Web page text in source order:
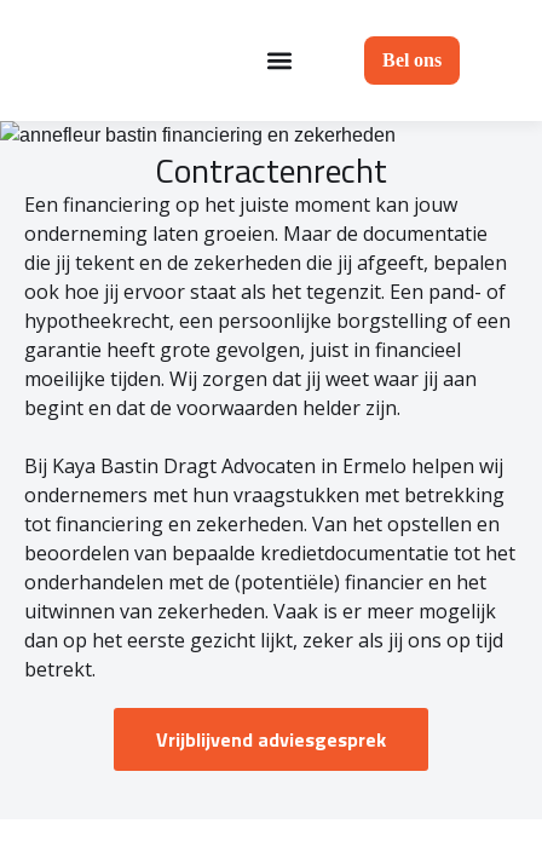
Bel ons
Contractenrecht
Een financiering op het juiste moment kan jouw
onderneming laten groeien. Maar de documentatie
die jij tekent en de zekerheden die jij afgeeft, bepalen
ook hoe jij ervoor staat als het tegenzit. Een pand- of
hypotheekrecht, een persoonlijke borgstelling of een
garantie heeft grote gevolgen, juist in financieel
moeilijke tijden. Wij zorgen dat jij weet waar jij aan
begint en dat de voorwaarden helder zijn.
Bij Kaya Bastin Dragt Advocaten in Ermelo helpen wij
ondernemers met hun vraagstukken met betrekking
tot financiering en zekerheden. Van het opstellen en
beoordelen van bepaalde kredietdocumentatie tot het
onderhandelen met de (potentiële) financier en het
uitwinnen van zekerheden. Vaak is er meer mogelijk
dan op het eerste gezicht lijkt, zeker als jij ons op tijd
betrekt.
Vrijblijvend adviesgesprek